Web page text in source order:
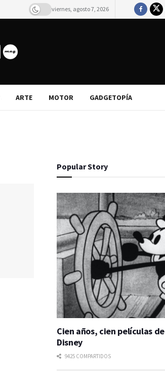
viernes, agosto 7, 2026
ARTE MOTOR GADGETOPÍA
Popular Story
Cien años, cien películas de
Disney
9425 COMPARTIDOS